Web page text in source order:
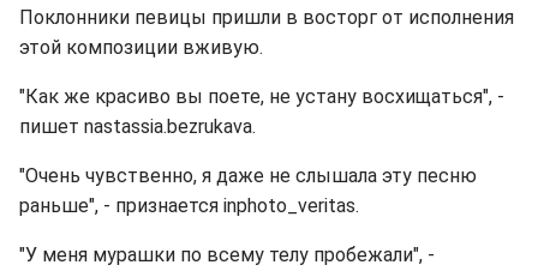
Поклонники певицы пришли в восторг от исполнения
этой композиции вживую.
"Как же красиво вы поете, не устану восхищаться", -
пишет nastassia.bezrukava.
"Очень чувственно, я даже не слышала эту песню
раньше", - признается inphoto_veritas.
"У меня мурашки по всему телу пробежали", -